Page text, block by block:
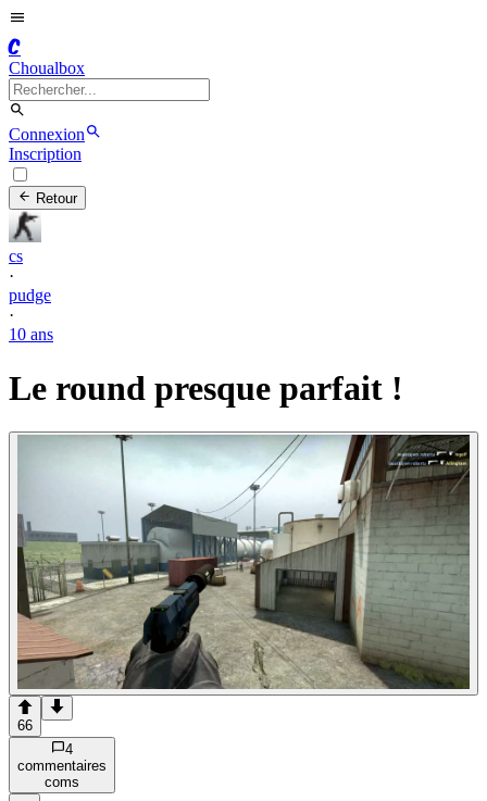
C
Choualbox
Connexion
Inscription
Retour
cs
·
pudge
·
10 ans
Le round presque parfait !
66
4
commentaires
coms